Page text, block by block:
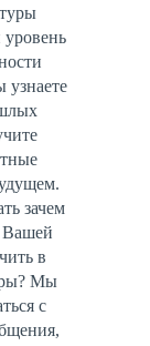
узнаете
зачем
Вашей
в
Мы
с